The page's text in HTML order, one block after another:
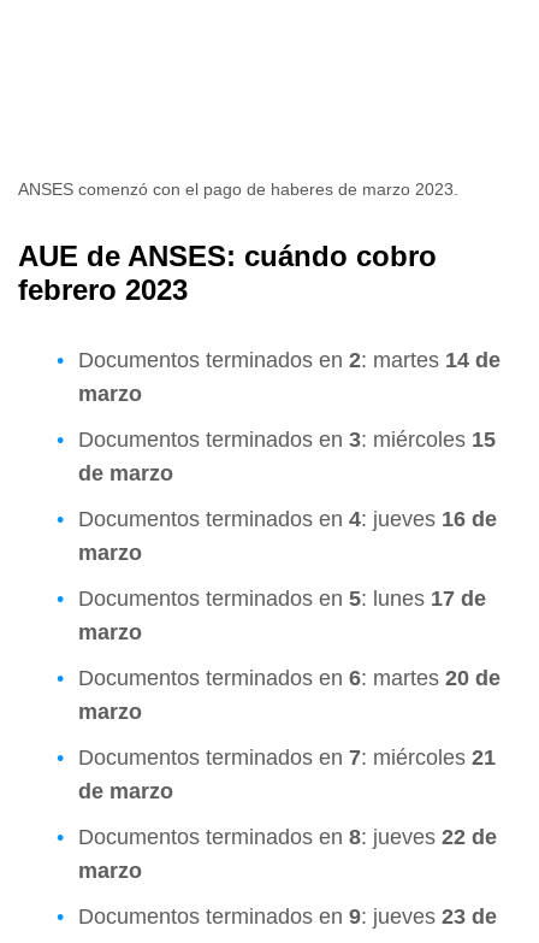
ANSES comenzó con el pago de haberes de marzo 2023.
AUE de ANSES: cuándo cobro
febrero 2023
Documentos terminados en 2: martes 14 de
marzo
Documentos terminados en 3: miércoles 15
de marzo
Documentos terminados en 4: jueves 16 de
marzo
Documentos terminados en 5: lunes 17 de
marzo
Documentos terminados en 6: martes 20 de
marzo
Documentos terminados en 7: miércoles 21
de marzo
Documentos terminados en 8: jueves 22 de
marzo
Documentos terminados en 9: jueves 23 de